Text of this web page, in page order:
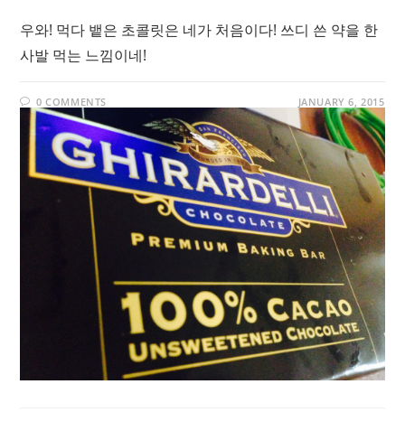
우와! 먹다 뱉은 초콜릿은 네가 처음이다! 쓰디 쓴 약을 한
사발 먹는 느낌이네!
0 COMMENTS JANUARY 6, 2015